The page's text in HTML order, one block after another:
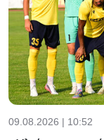
09.08.2026 | 10:52